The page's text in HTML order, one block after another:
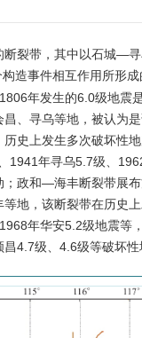
断裂带，其中以石城—
造事件相互作用所形
年发生的6.0级地震
、寻乌等地，被认为
史上发生多次破坏性
1941年寻乌5.7级、
政和—海丰断裂带展布
地，该断裂带在历史
年华安5.2级地震等
4.7级、4.6级等破坏性